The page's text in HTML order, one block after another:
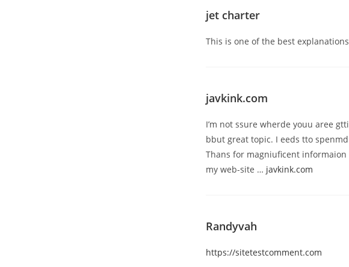
jet charter
This is one of the best explanations
javkink.com
I’m not ssure wherde youu aree
bbut great topic. I eeds tto
Thans for magniuficent
my web-site … javkink.com
Randyvah
https://sitetestcomment.com